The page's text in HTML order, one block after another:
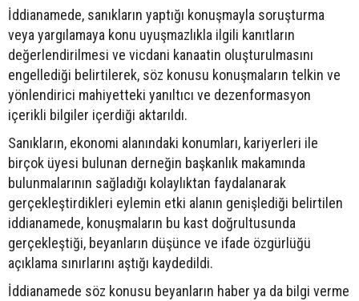
İddianamede, sanıkların yaptığı konuşmayla soruşturma
veya yargılamaya konu uyuşmazlıkla ilgili kanıtların
değerlendirilmesi ve vicdani kanaatin oluşturulmasını
engellediği belirtilerek, söz konusu konuşmaların telkin ve
yönlendirici mahiyetteki yanıltıcı ve dezenformasyon
içerikli bilgiler içerdiği aktarıldı.
Sanıkların, ekonomi alanındaki konumları, kariyerleri ile
birçok üyesi bulunan derneğin başkanlık makamında
bulunmalarının sağladığı kolaylıktan faydalanarak
gerçekleştirdikleri eylemin etki alanın genişlediği belirtilen
iddianamede, konuşmaların bu kast doğrultusunda
gerçekleştiği, beyanların düşünce ve ifade özgürlüğü
açıklama sınırlarını aştığı kaydedildi.
İddianamede söz konusu beyanların haber ya da bilgi verme